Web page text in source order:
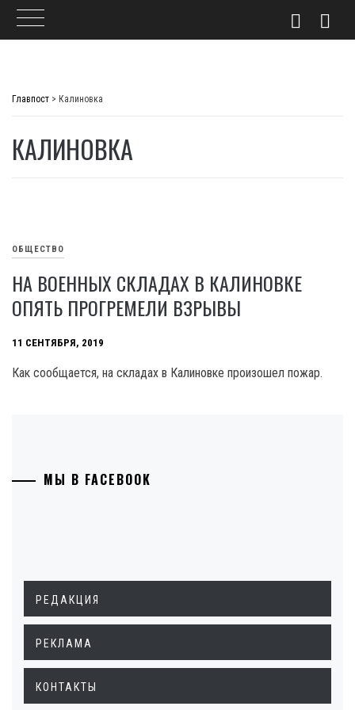
Главпост > Калиновка
КАЛИНОВКА
ОБЩЕСТВО
НА ВОЕННЫХ СКЛАДАХ В КАЛИНОВКЕ
ОПЯТЬ ПРОГРЕМЕЛИ ВЗРЫВЫ
11 СЕНТЯБРЯ, 2019
Как сообщается, на складах в Калиновке произошел пожар.
МЫ В FACEBOOK
РЕДАКЦИЯ
РЕКЛАМА
КОНТАКТЫ